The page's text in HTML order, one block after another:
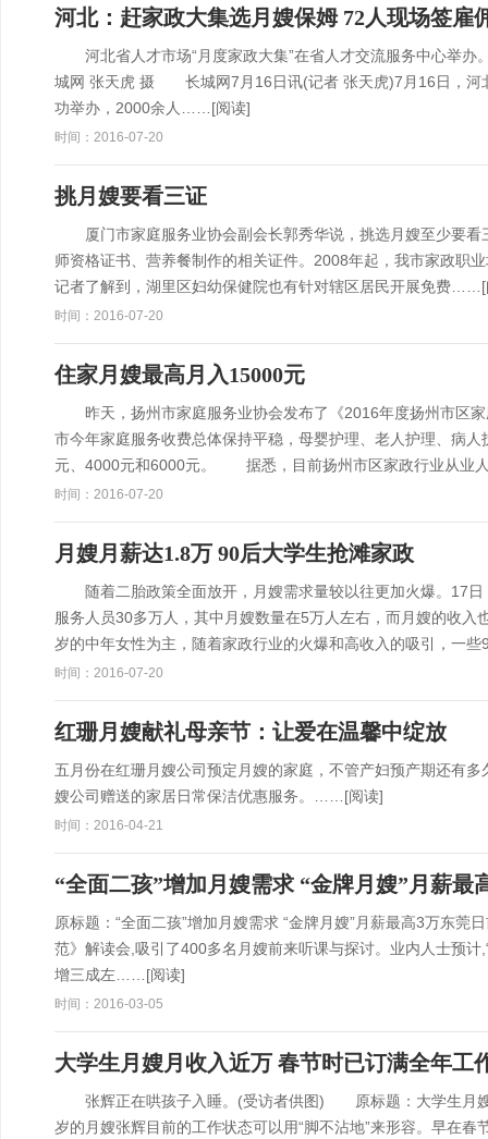
河北：赶家政大集选月嫂保姆 72人现场签雇
河北省人才市场“月度家政大集”在省人才交流服务中心举
城网 张天虎 摄 长城网7月16日讯(记者 张天虎)7月16日，河
功举办，2000余人…… [阅读]
时间：2016-07-20
挑月嫂要看三证
厦门市家庭服务业协会副会长郭秀华说，挑选月嫂至少要看
师资格证书、营养餐制作的相关证件。2008年起，我市家政职
记者了解到，湖里区妇幼保健院也有针对辖区居民开展免费……
时间：2016-07-20
住家月嫂最高月入15000元
昨天，扬州市家庭服务业协会发布了《2016年度扬州市区家
市今年家庭服务收费总体保持平稳，母婴护理、老人护理、病
元、4000元和6000元。 据悉，目前扬州市区家政行业从
时间：2016-07-20
月嫂月薪达1.8万 90后大学生抢滩家政
随着二胎政策全面放开，月嫂需求量较以往更加火爆。17日
服务人员30多万人，其中月嫂数量在5万人左右，而月嫂的收
岁的中年女性为主，随着家政行业的火爆和高收入的吸引，一
时间：2016-07-20
红珊月嫂献礼母亲节：让爱在温馨中绽放
五月份在红珊月嫂公司预定月嫂的家庭，不管产妇预产期还有
嫂公司赠送的家居日常保洁优惠服务。…… [阅读]
时间：2016-04-21
“全面二孩”增加月嫂需求 “金牌月嫂”月薪最
原标题：“全面二孩”增加月嫂需求 “金牌月嫂”月薪最高3万东莞
范》解读会,吸引了400多名月嫂前来听课与探讨。业内人士预
增三成左…… [阅读]
时间：2016-03-05
大学生月嫂月收入近万 春节时已订满全年工
张辉正在哄孩子入睡。(受访者供图) 原标题：大学生月
岁的月嫂张辉目前的工作状态可以用“脚不沾地”来形容。早在